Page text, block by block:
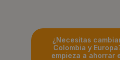
¿Necesitas
Colombia y
empieza a ahorrar